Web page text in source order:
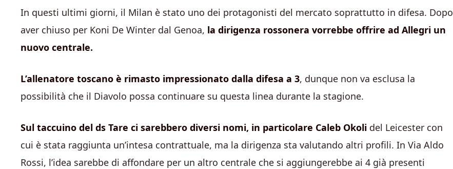
In questi ultimi giorni, il Milan è stato uno dei protagonisti del mercato soprattutto in difesa. Dopo
aver chiuso per Koni De Winter dal Genoa, la dirigenza rossonera vorrebbe offrire ad Allegri un
nuovo centrale.
L’allenatore toscano è rimasto impressionato dalla difesa a 3, dunque non va esclusa la
possibilità che il Diavolo possa continuare su questa linea durante la stagione.
Sul taccuino del ds Tare ci sarebbero diversi nomi, in particolare Caleb Okoli del Leicester con
cui è stata raggiunta un’intesa contrattuale, ma la dirigenza sta valutando altri profili. In Via Aldo
Rossi, l’idea sarebbe di affondare per un altro centrale che si aggiungerebbe ai 4 già presenti